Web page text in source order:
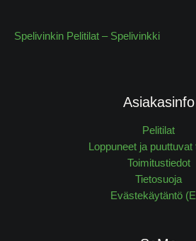
Spelivinkin Pelitilat – Spelivinkki
Asiakasinfo
Pelitilat
Loppuneet ja puuttuvat
Toimitustiedot
Tietosuoja
Evästekäytäntö